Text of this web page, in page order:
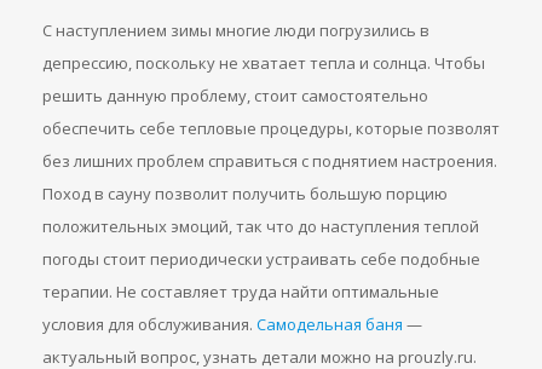
С наступлением зимы многие люди погрузились в
депрессию, поскольку не хватает тепла и солнца. Чтобы
решить данную проблему, стоит самостоятельно
обеспечить себе тепловые процедуры, которые позволят
без лишних проблем справиться с поднятием настроения.
Поход в сауну позволит получить большую порцию
положительных эмоций, так что до наступления теплой
погоды стоит периодически устраивать себе подобные
терапии. Не составляет труда найти оптимальные
условия для обслуживания. Самодельная баня —
актуальный вопрос, узнать детали можно на prouzly.ru.